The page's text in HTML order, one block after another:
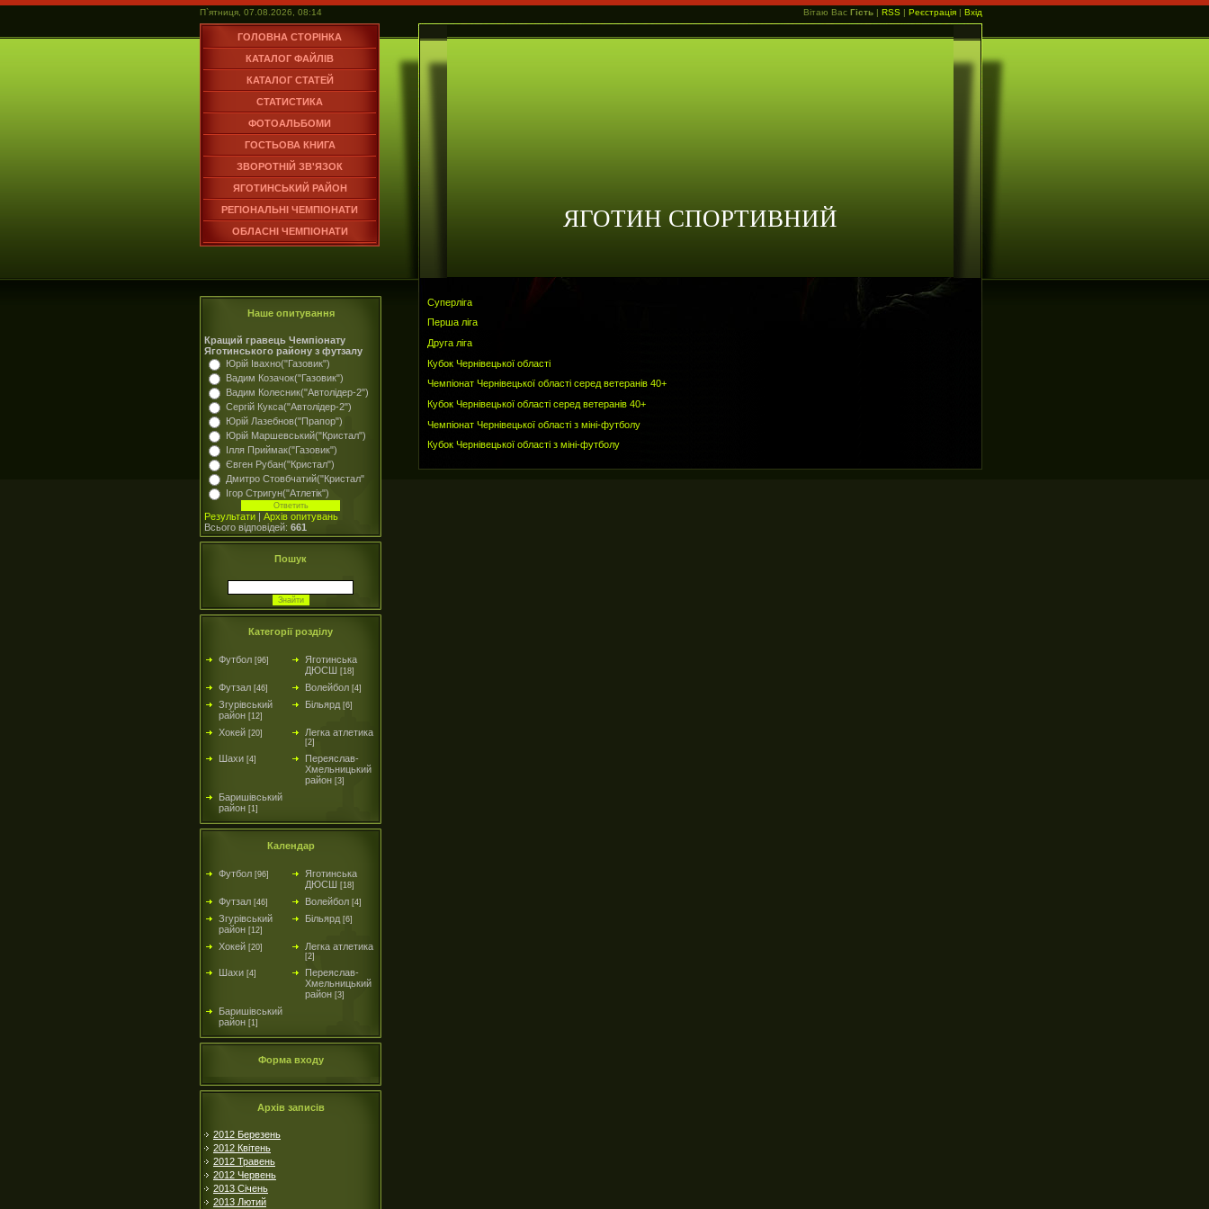
П`ятниця, 07.08.2026, 08:14 Вітаю Вас Гість | RSS | Реєстрація | Вхід
ГОЛОВНА СТОРІНКА
КАТАЛОГ ФАЙЛІВ
КАТАЛОГ СТАТЕЙ
СТАТИСТИКА
ФОТОАЛЬБОМИ
ГОСТЬОВА КНИГА
ЗВОРОТНІЙ ЗВ'ЯЗОК
ЯГОТИНСЬКИЙ РАЙОН
РЕГІОНАЛЬНІ ЧЕМПІОНАТИ
ОБЛАСНІ ЧЕМПІОНАТИ
ЯГОТИН СПОРТИВНИЙ
Наше опитування
Кращий гравець Чемпіонату
Яготинського району з футзалу
Юрій Івахно("Газовик")
Вадим Козачок("Газовик")
Вадим Колесник("Автолідер-2")
Сергій Кукса("Автолідер-2")
Юрій Лазебнов("Прапор")
Юрій Маршевський("Кристал")
Ілля Приймак("Газовик")
Євген Рубан("Кристал")
Дмитро Стовбчатий("Кристал"
Ігор Стригун("Атлетік")
Результати | Архів опитувань
Всього відповідей: 661
Пошук
Категорії розділу
Футбол [96]
Яготинська
ДЮСШ [18]
Футзал [46] Волейбол [4]
Згурівський
район [12]
Більярд [6]
Хокей [20] Легка атлетика
[2]
Шахи [4]
Переяслав-
Хмельницький
район [3]
Баришівський
район [1]
Календар
Футбол [96]
Яготинська
ДЮСШ [18]
Футзал [46] Волейбол [4]
Згурівський
район [12]
Більярд [6]
Хокей [20] Легка атлетика
[2]
Шахи [4]
Переяслав-
Хмельницький
район [3]
Баришівський
район [1]
Форма входу
Архів записів
2012 Березень
2012 Квітень
2012 Травень
2012 Червень
2013 Січень
2013 Лютий
Суперліга
Перша ліга
Друга ліга
Кубок Чернівецької області
Чемпіонат Чернівецької області серед ветеранів 40+
Кубок Чернівецької області серед ветеранів 40+
Чемпіонат Чернівецької області з міні-футболу
Кубок Чернівецької області з міні-футболу